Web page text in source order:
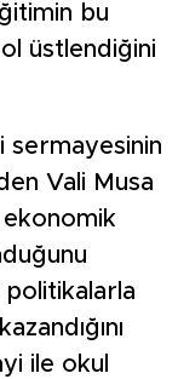
bu
üstlendiğini
sermayesinin
Vali Musa
ekonomik
politikalarla
ile okul